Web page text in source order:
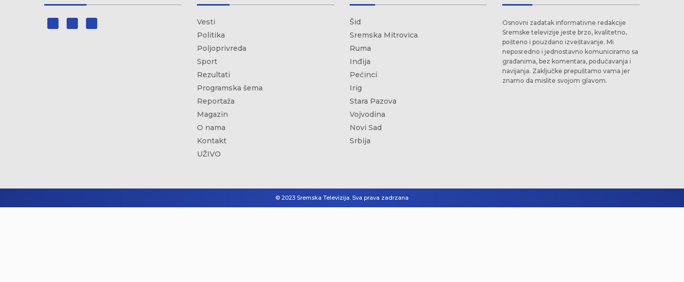
Vesti
Politika
Poljoprivreda
Sport
Rezultati
Programska šema
Reportaža
Magazin
O nama
Kontakt
UŽIVO
Šid
Sremska Mitrovica
Ruma
Inđija
Pećinci
Irig
Stara Pazova
Vojvodina
Novi Sad
Srbija
Osnovni zadatak informativne redakcije
Sremske televizije jeste brzo, kvalitetno,
pošteno i pouzdano izveštavanje. Mi
neposredno i jednostavno komuniciramo sa
građanima, bez komentara, podučavanja i
navijanja. Zaključke prepuštamo vama jer
znamo da mislite svojom glavom.
© 2023 Sremska Televizija. Sva prava zadrzana